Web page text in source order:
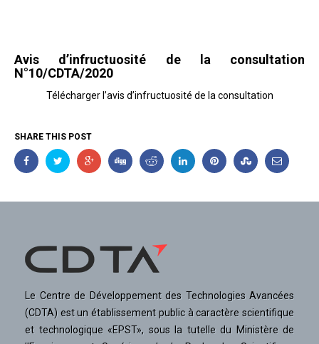
Avis d’infructuosité de la consultation
N°10/CDTA/2020
Télécharger l’avis d’infructuosité de la consultation
SHARE THIS POST
Le Centre de Développement des Technologies Avancées
(CDTA) est un établissement public à caractère scientifique
et technologique «EPST», sous la tutelle du Ministère de